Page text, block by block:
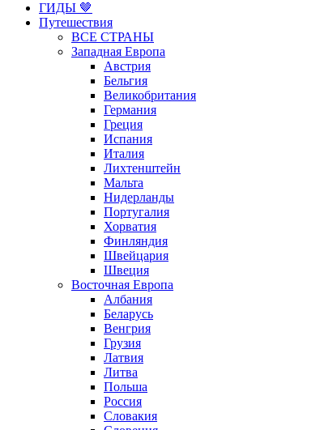
ГИДЫ 🤎
Путешествия
ВСЕ СТРАНЫ
Западная Европа
Австрия
Бельгия
Великобритания
Германия
Греция
Испания
Италия
Лихтенштейн
Мальта
Нидерланды
Португалия
Хорватия
Финляндия
Швейцария
Швеция
Восточная Европа
Албания
Беларусь
Венгрия
Грузия
Латвия
Литва
Польша
Россия
Словакия